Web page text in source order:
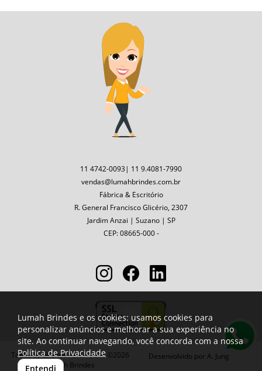
11 4742-0093| 11 9.4081-7990
vendas@lumahbrindes.com.br
Fábrica & Escritório
R. General Francisco Glicério, 2307
Jardim Anzai | Suzano | SP
CEP: 08665-000 -
Todos os direitos reservados ©2026
Lumah Brindes
Desenvolvido por A. Jung
Lumah Brindes e os cookies: usamos cookies para
personalizar anúncios e melhorar a sua experiência no
site. Ao continuar navegando, você concorda com a nossa
Política de Privacidade
Entendi